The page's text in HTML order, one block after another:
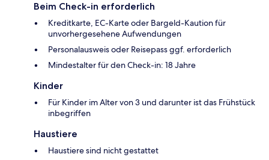
Beim Check-in erforderlich
Kreditkarte, EC-Karte oder Bargeld-Kaution für
unvorhergesehene Aufwendungen
Personalausweis oder Reisepass ggf. erforderlich
Mindestalter für den Check-in: 18 Jahre
Kinder
Für Kinder im Alter von 3 und darunter ist das Frühstück
inbegriffen
Haustiere
Haustiere sind nicht gestattet